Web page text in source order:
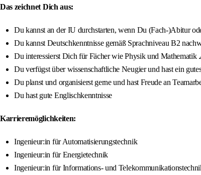
Das zeichnet Dich aus:
Du kannst an der IU durchstarten, wenn Du (Fach-)Abitur
Du kannst Deutschkenntnisse gemäß Sprachniveau B2
Du interessierst Dich für Fächer wie Physik und Mathematik
Du verfügst über wissenschaftliche Neugier und hast ein
Du planst und organisierst gerne und hast Freude an
Du hast gute Englischkenntnisse
Karrieremöglichkeiten:
Ingenieur:in für Automatisierungstechnik
Ingenieur:in für Energietechnik
Ingenieur:in für Informations- und